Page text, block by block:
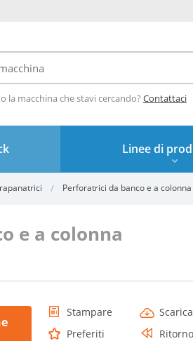
la macchina che stavi cercando? Contattaci
Linee di
Perforatrici da banco e a colonna
e a colonna
Stampare
Preferiti
Ritorno